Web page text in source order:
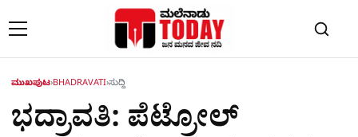
ಮುಖಪುಟ›BHADRAVATI›ಸುದ್ದಿ
ಭದ್ರಾವತಿ: ಪೆಟ್ರೋಲ್